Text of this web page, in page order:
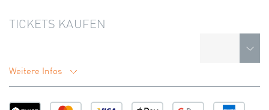
TICKETS KAUFEN
Weitere Infos